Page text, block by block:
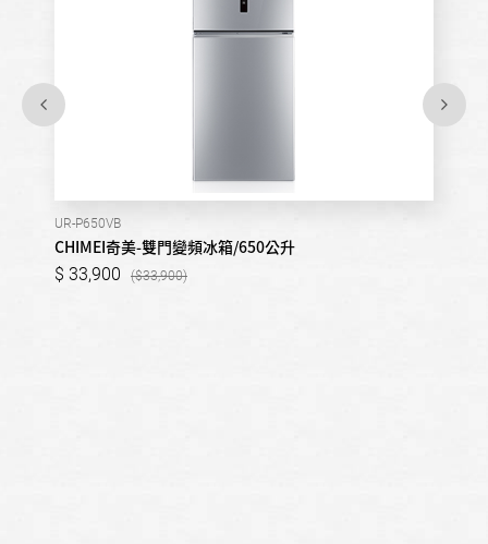
UR-P650VB
CHIMEI奇美-雙門變頻冰箱/650公升
33,900 33,900